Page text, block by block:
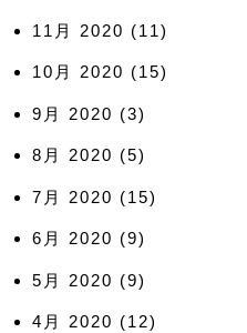
11月 2020 (11)
10月 2020 (15)
9月 2020 (3)
8月 2020 (5)
7月 2020 (15)
6月 2020 (9)
5月 2020 (9)
4月 2020 (12)